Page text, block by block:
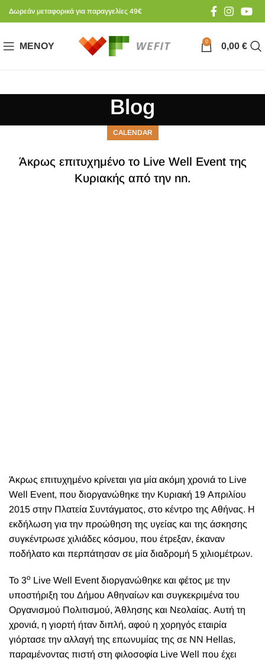
Δωρεάν μεταφορικά για παραγγελίες 49€
ΜΕΝΟΎ 0 0,00 €
Blog
CALENDAR
Άκρως επιτυχημένο το Live Well Event της
Κυριακής από την nn.
Άκρως επιτυχημένο κρίνεται για μία ακόμη χρονιά το Live
Well Event, που διοργανώθηκε την Κυριακή 19 Απριλίου
2015 στην Πλατεία Συντάγματος, στο κέντρο της Αθήνας. Η
εκδήλωση για την προώθηση της υγείας και της άσκησης
συγκέντρωσε χιλιάδες κόσμου, που έτρεξαν, έκαναν
ποδήλατο και περπάτησαν σε μία διαδρομή 5 χιλιομέτρων.
Το 3ο Live Well Event διοργανώθηκε και φέτος με την
υποστήριξη του Δήμου Αθηναίων και συγκεκριμένα του
Οργανισμού Πολιτισμού, Άθλησης και Νεολαίας. Αυτή τη
χρονιά, η γιορτή ήταν διπλή, αφού η χορηγός εταιρία
γιόρτασε την αλλαγή της επωνυμίας της σε NN Hellas,
παραμένοντας πιστή στη φιλοσοφία Live Well που έχει